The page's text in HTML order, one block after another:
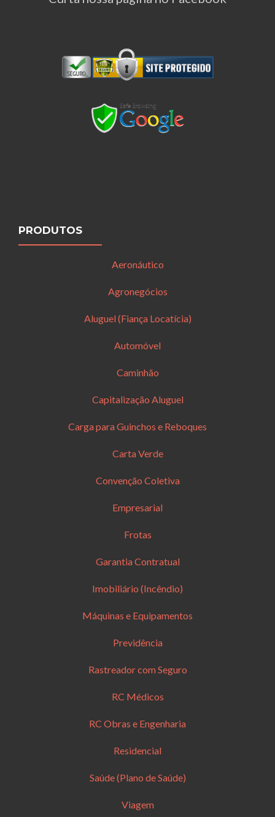
PRODUTOS
Aeronáutico
Agronegócios
Aluguel (Fiança Locatícia)
Automóvel
Caminhão
Capitalização Aluguel
Carga para Guinchos e Reboques
Carta Verde
Convenção Coletiva
Empresarial
Frotas
Garantia Contratual
Imobiliário (Incêndio)
Máquinas e Equipamentos
Previdência
Rastreador com Seguro
RC Médicos
RC Obras e Engenharia
Residencial
Saúde (Plano de Saúde)
Viagem